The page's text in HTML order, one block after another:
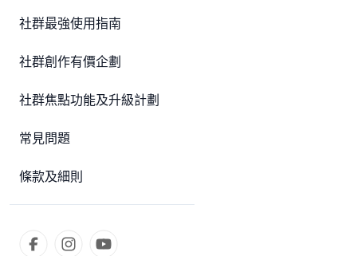
社群最強使用指南
社群創作有價企劃
社群焦點功能及升級計劃
常見問題
條款及細則